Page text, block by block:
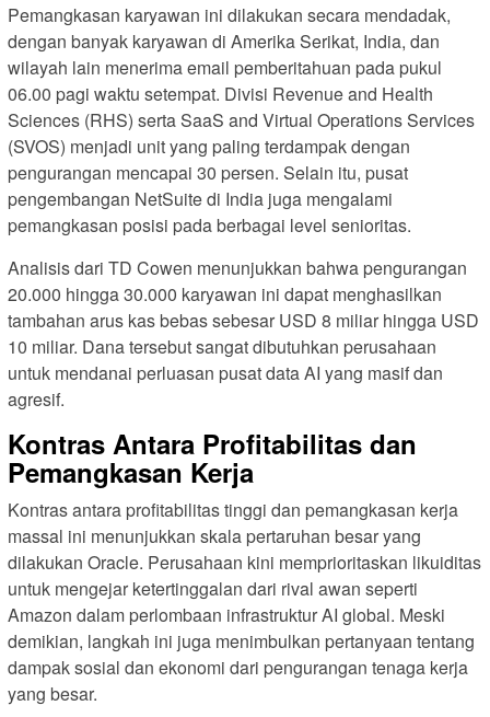
Pemangkasan karyawan ini dilakukan secara mendadak,
dengan banyak karyawan di Amerika Serikat, India, dan
wilayah lain menerima email pemberitahuan pada pukul
06.00 pagi waktu setempat. Divisi Revenue and Health
Sciences (RHS) serta SaaS and Virtual Operations Services
(SVOS) menjadi unit yang paling terdampak dengan
pengurangan mencapai 30 persen. Selain itu, pusat
pengembangan NetSuite di India juga mengalami
pemangkasan posisi pada berbagai level senioritas.
Analisis dari TD Cowen menunjukkan bahwa pengurangan
20.000 hingga 30.000 karyawan ini dapat menghasilkan
tambahan arus kas bebas sebesar USD 8 miliar hingga USD
10 miliar. Dana tersebut sangat dibutuhkan perusahaan
untuk mendanai perluasan pusat data AI yang masif dan
agresif.
Kontras Antara Profitabilitas dan
Pemangkasan Kerja
Kontras antara profitabilitas tinggi dan pemangkasan kerja
massal ini menunjukkan skala pertaruhan besar yang
dilakukan Oracle. Perusahaan kini memprioritaskan likuiditas
untuk mengejar ketertinggalan dari rival awan seperti
Amazon dalam perlombaan infrastruktur AI global. Meski
demikian, langkah ini juga menimbulkan pertanyaan tentang
dampak sosial dan ekonomi dari pengurangan tenaga kerja
yang besar.